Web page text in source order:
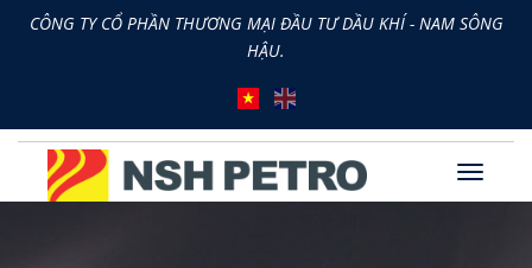
CÔNG TY CỔ PHẦN THƯƠNG MẠI ĐẦU TƯ DẦU KHÍ - NAM SÔNG
HẬU.